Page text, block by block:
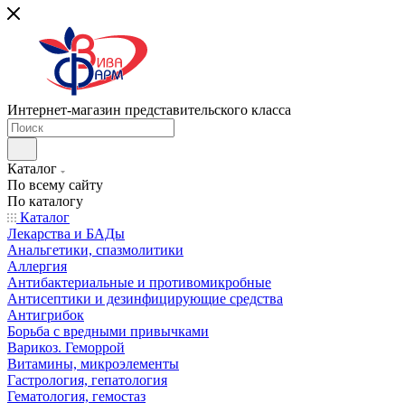
Интернет-магазин представительского класса
Каталог
По всему сайту
По каталогу
Каталог
Лекарства и БАДы
Анальгетики, спазмолитики
Аллергия
Антибактериальные и противомикробные
Антисептики и дезинфицирующие средства
Антигрибок
Борьба с вредными привычками
Варикоз. Геморрой
Витамины, микроэлементы
Гастрология, гепатология
Гематология, гемостаз